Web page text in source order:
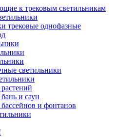
к трековым светильникам
трековые однофазные
светильники
и саун
и фонтанов